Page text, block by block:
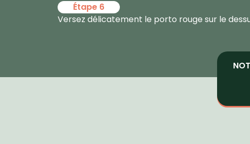
Étape 6
Versez délicatement le porto rouge sur le